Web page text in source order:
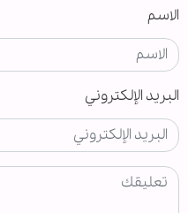
الاسم
البريد الإلكتروني